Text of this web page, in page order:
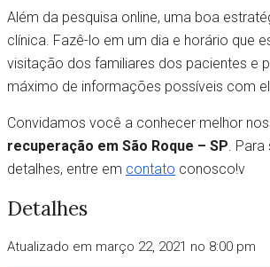
Além da pesquisa online, uma boa
clínica. Fazê-lo em um dia e horário que
visitação dos familiares dos pacientes e
máximo de informações possíveis com
Convidamos você a conhecer melhor
recuperação em São Roque – SP .
detalhes, entre em contato conosco!v
Detalhes
Atualizado em março 22, 2021 no 8:00 pm